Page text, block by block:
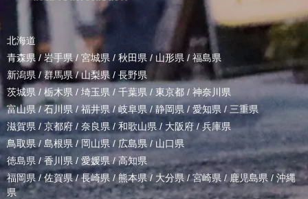
北海道
青森県 / 岩手県/ 宮城県 / 秋田県 / 山形県/ 福島県
新潟県 /群馬県/山梨県 / 長野県
茨城県 / 栃木県 / 埼玉県 / 千葉県 / 東京都 / 神奈川県
富山県 /石川県/福井県/岐阜県 / 静岡県 / 愛知県 / 三重県
滋賀県 / 京都府 / 奈良県 / 和歌山県/ 大阪府 /兵庫県
鳥取県/ 島根県 /岡山県/ 広島県 / 山口県
徳島県 /香川県 / 愛媛県/高知県
福岡県/佐賀県/長崎県 /熊本県/ 大分県/宮崎県 /鹿児島県 / 沖縄
県